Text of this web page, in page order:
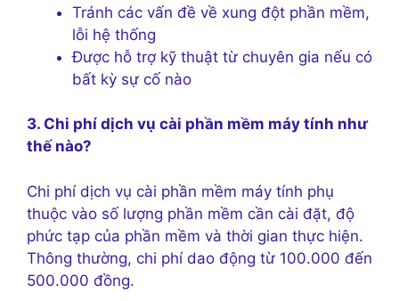
Tránh các vấn đề về xung đột phần mềm,
lỗi hệ thống
Được hỗ trợ kỹ thuật từ chuyên gia nếu có
bất kỳ sự cố nào
3. Chi phí dịch vụ cài phần mềm máy tính như
thế nào?
Chi phí dịch vụ cài phần mềm máy tính phụ
thuộc vào số lượng phần mềm cần cài đặt, độ
phức tạp của phần mềm và thời gian thực hiện.
Thông thường, chi phí dao động từ 100.000 đến
500.000 đồng.